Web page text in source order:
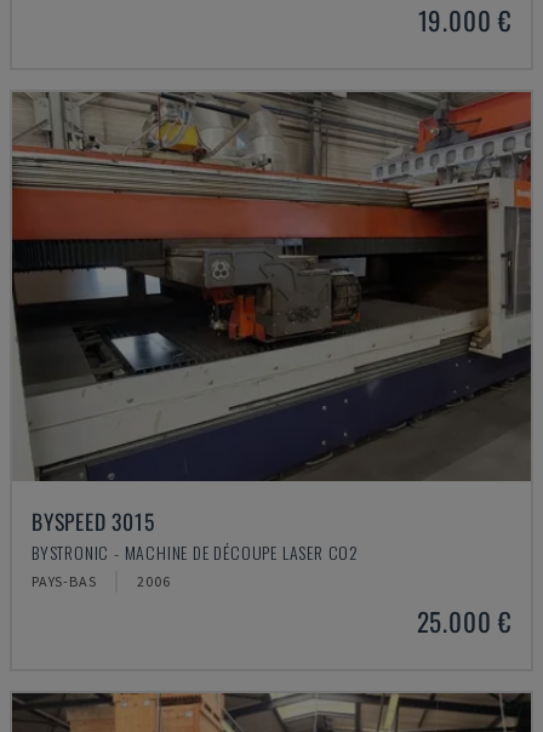
19.000 €
BYSPEED 3015
BYSTRONIC - MACHINE DE DÉCOUPE LASER CO2
PAYS-BAS 2006
25.000 €